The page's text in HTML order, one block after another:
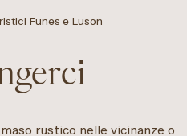
Funes e Luson
rustico nelle vicinanze o